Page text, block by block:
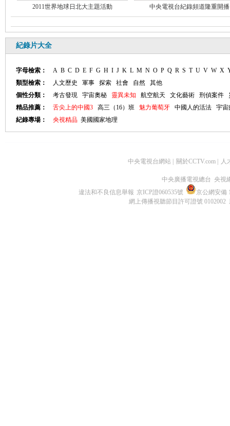
2011世界地球日北大主題活動 中央電視台紀錄頻道隆重開播
紀錄片大全
字母檢索： A B C D E F G H I J K L M N O P Q R S T U V W X
類型檢索：
人文歷史 軍事 探索 社會 自然
其他
個性分類：
考古發現 宇宙奧秘 靈異未知 航空航天 文化藝術 刑偵案件
精品推薦：
舌尖上的中國3 高三（16）班 魅力葡萄牙 中國人的活法
宇宙
紀錄專場：
央視精品 美國國家地理
中央電視台網站 關於CCTV.com 人
中央廣播電視總台 央視
違法和不良信息舉報 京ICP證060535號
京公網安備
網上傳播視聽節目許可證號 0102002